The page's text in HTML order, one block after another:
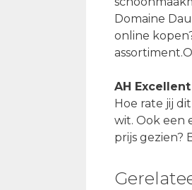
Domaine
online
AH
Hoe rate jij
wit. Ook een
prijs gezien?